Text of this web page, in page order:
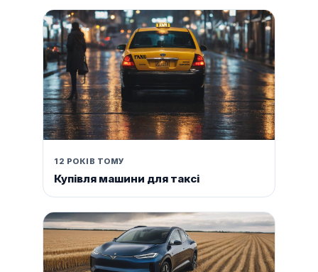
12 РОКІВ ТОМУ
Купівля машини для таксі